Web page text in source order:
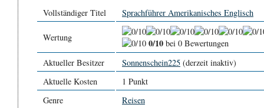
Vollständiger Titel Sprachführer Amerikanisches Englisch
Wertung 0/10 bei 0 Bewertungen
Aktueller Besitzer
Sonnenschein225 (derzeit inaktiv)
Aktuelle Kosten
1 Punkt
Genre
Reisen